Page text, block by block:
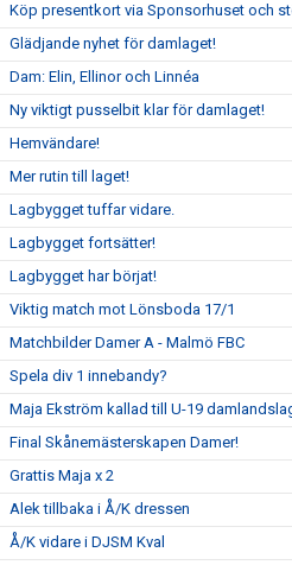
Köp presentkort via Sponsorhuset och
Glädjande nyhet för damlaget!
Dam: Elin, Ellinor och Linnéa
Ny viktigt pusselbit klar för damlaget!
Hemvändare!
Mer rutin till laget!
Lagbygget tuffar vidare.
Lagbygget fortsätter!
Lagbygget har börjat!
Viktig match mot Lönsboda 17/1
Matchbilder Damer A - Malmö FBC
Spela div 1 innebandy?
Maja Ekström kallad till U-19
Final Skånemästerskapen Damer!
Grattis Maja x 2
Alek tillbaka i Å/K dressen
Å/K vidare i DJSM Kval